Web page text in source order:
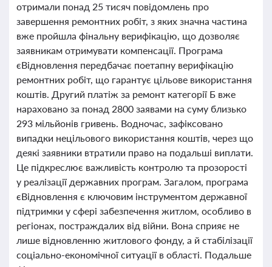
отримали понад 25 тисяч повідомлень про
завершення ремонтних робіт, з яких значна частина
вже пройшла фінальну верифікацію, що дозволяє
заявникам отримувати компенсації. Програма
єВідновлення передбачає поетапну верифікацію
ремонтних робіт, що гарантує цільове використання
коштів. Другий платіж за ремонт категорії Б вже
нараховано за понад 2800 заявами на суму близько
293 мільйонів гривень. Водночас, зафіксовано
випадки нецільового використання коштів, через що
деякі заявники втратили право на подальші виплати.
Це підкреслює важливість контролю та прозорості
у реалізації державних програм. Загалом, програма
єВідновлення є ключовим інструментом державної
підтримки у сфері забезпечення житлом, особливо в
регіонах, постраждалих від війни. Вона сприяє не
лише відновленню житлового фонду, а й стабілізації
соціально-економічної ситуації в області. Подальше